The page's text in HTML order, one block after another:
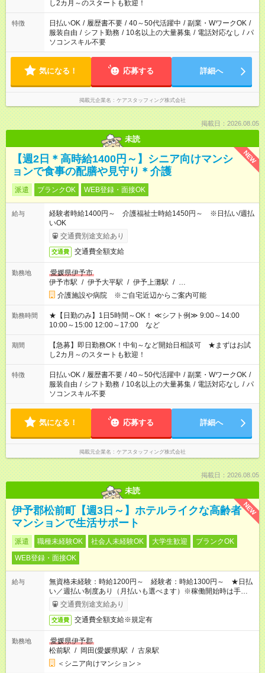
し2カ月～のスタートも歓迎！
特徴 日払いOK / 履歴書不要 / 40～50代活躍中 / 副業・WワークOK /
服装自由 / シフト勤務 / 10名以上の大量募集 / 電話対応なし / パ
ソコンスキル不要
気になる！ 応募する 詳細へ
掲載元企業名 ケアスタッフィング株式会社
掲載日：2026.08.05
未読
NEW
【週2日＊高時給1400円～】シニア向けマンシ
ョンで食事の配膳や見守り＊介護
派遣 ブランクOK WEB登録・面接OK
給与
経験者時給1400円～ 介護福祉士時給1450円～ ※日払い/週払
いOK
交通費別途支給あり
交通費 交通費全額支給
勤務地
愛媛県伊予市
伊予市駅 / 伊予大平駅 / 伊予上灘駅 / …
介護施設や病院 ※ご自宅近辺からご案内可能
勤務時間
★【日勤のみ】1日5時間～OK！ ≪シフト例≫ 9:00～14:00
10:00～15:00 12:00～17:00 など
期間
【急募】即日勤務OK！中旬～など開始日相談可 ★まずはお試
し2カ月～のスタートも歓迎！
特徴 日払いOK / 履歴書不要 / 40～50代活躍中 / 副業・WワークOK /
服装自由 / シフト勤務 / 10名以上の大量募集 / 電話対応なし / パ
ソコンスキル不要
気になる！ 応募する 詳細へ
掲載元企業名 ケアスタッフィング株式会社
掲載日：2026.08.05
未読
NEW
伊予郡松前町【週3日～】ホテルライクな高齢者
マンションで生活サポート
派遣 職種未経験OK 社会人未経験OK 大学生歓迎
ブランクOK
WEB登録・面接OK
給与
無資格未経験：時給1200円～ 経験者：時給1300円～ ★日払
い／週払い制度あり（月払いも選べます）※稼働開始時は手続き
完了次第のお支払いとなります。
交通費別途支給あり
交通費 交通費全額支給※規定有
勤務地
愛媛県伊予郡
松前駅 / 岡田(愛媛県)駅 / 古泉駅
＜シニア向けマンション＞